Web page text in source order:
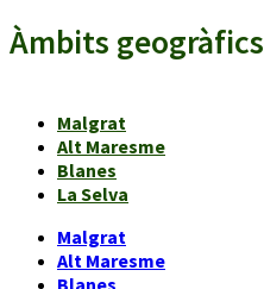
Àmbits geogràfics
Malgrat
Alt Maresme
Blanes
La Selva
Malgrat
Alt Maresme
Blanes